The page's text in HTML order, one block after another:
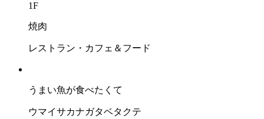
1F
焼肉
レストラン・カフェ＆フード
うまい⿂が⾷べたくて
ウマイサカナガタベタクテ